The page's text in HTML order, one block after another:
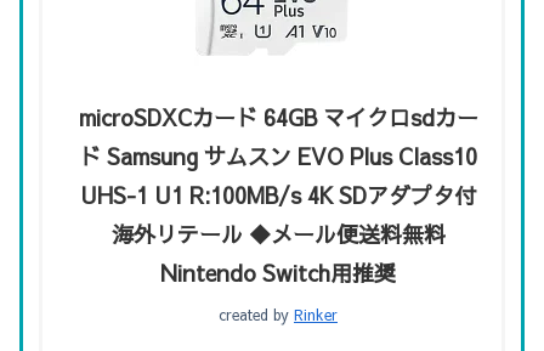
microSDXCカード 64GB マイクロsdカー
ド Samsung サムスン EVO Plus Class10
UHS-1 U1 R:100MB/s 4K SDアダプタ付
海外リテール ◆メール便送料無料
Nintendo Switch用推奨
created by Rinker